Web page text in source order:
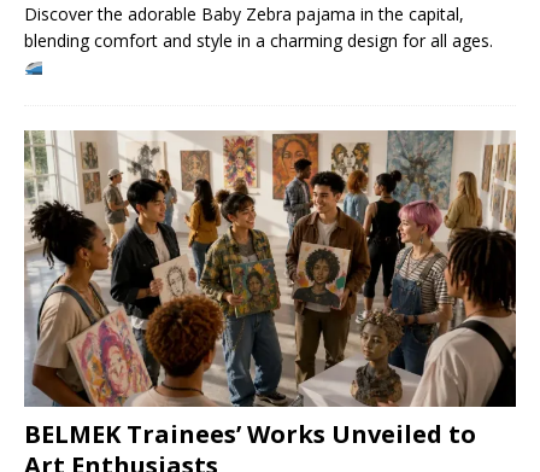
Discover the adorable Baby Zebra pajama in the capital,
blending comfort and style in a charming design for all ages.
BELMEK Trainees’ Works Unveiled to
Art Enthusiasts